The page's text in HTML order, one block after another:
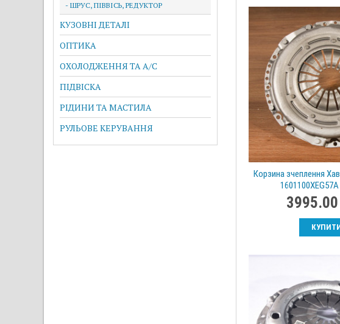
- ШРУС, ПІВВІСЬ, РЕДУКТОР
КУЗОВНІ ДЕТАЛІ
ОПТИКА
ОХОЛОДЖЕННЯ ТА A/C
ПІДВІСКА
РІДИНИ ТА МАСТИЛА
РУЛЬОВЕ КЕРУВАННЯ
Корзина зчеплення
1601100XEG57A
3995.00